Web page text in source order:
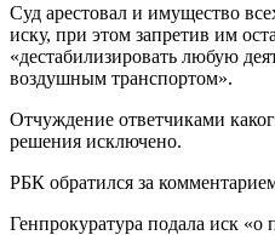
Суд арестовал и имущество
иску, при этом запретив им
«дестабилизировать любую
воздушным транспортом».
Отчуждение ответчиками
решения исключено.
РБК обратился за
Генпрокуратура подала иск